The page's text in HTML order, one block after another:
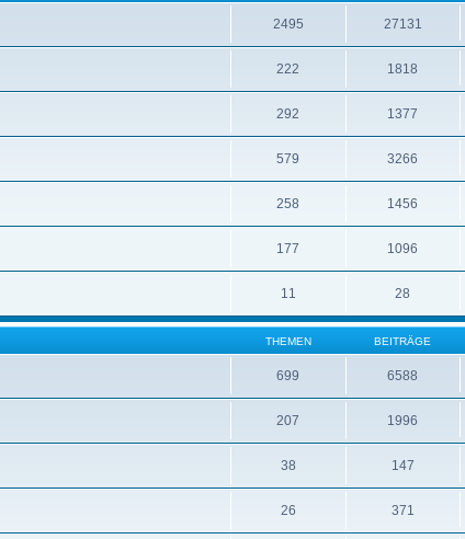
2495 27131
222 1818
292 1377
579 3266
258 1456
177 1096
11 28
THEMEN BEITRÄGE
699 6588
207 1996
38 147
26 371